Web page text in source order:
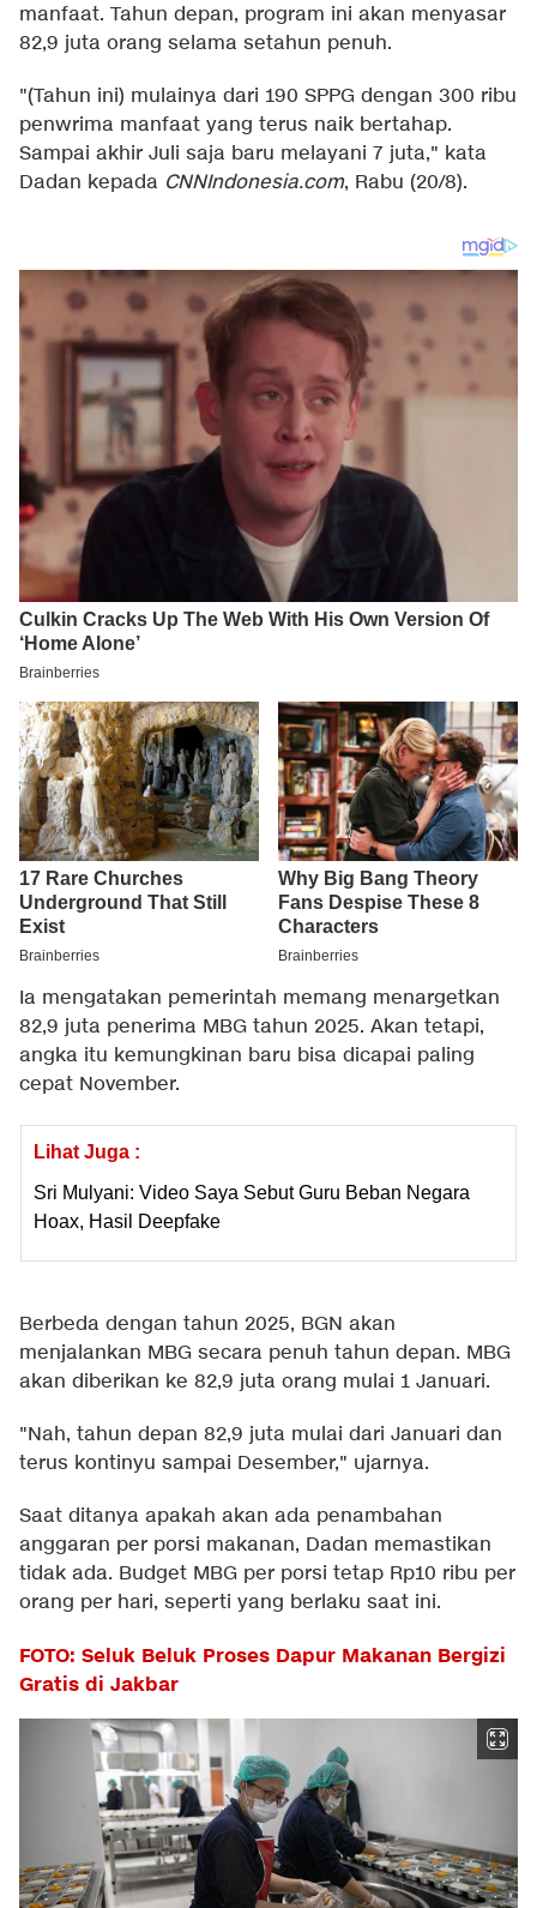
manfaat. Tahun depan, program ini akan menyasar
82,9 juta orang selama setahun penuh.
"(Tahun ini) mulainya dari 190 SPPG dengan 300 ribu
penwrima manfaat yang terus naik bertahap.
Sampai akhir Juli saja baru melayani 7 juta," kata
Dadan kepada CNNIndonesia.com, Rabu (20/8).
Ia mengatakan pemerintah memang menargetkan
82,9 juta penerima MBG tahun 2025. Akan tetapi,
angka itu kemungkinan baru bisa dicapai paling
cepat November.
Lihat Juga :
Sri Mulyani: Video Saya Sebut Guru Beban Negara
Hoax, Hasil Deepfake
Berbeda dengan tahun 2025, BGN akan
menjalankan MBG secara penuh tahun depan. MBG
akan diberikan ke 82,9 juta orang mulai 1 Januari.
"Nah, tahun depan 82,9 juta mulai dari Januari dan
terus kontinyu sampai Desember," ujarnya.
Saat ditanya apakah akan ada penambahan
anggaran per porsi makanan, Dadan memastikan
tidak ada. Budget MBG per porsi tetap Rp10 ribu per
orang per hari, seperti yang berlaku saat ini.
FOTO: Seluk Beluk Proses Dapur Makanan Bergizi
Gratis di Jakbar